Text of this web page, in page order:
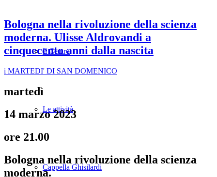
Il Centro
Le attività
Cappella Ghisilardi
Bologna nella rivoluzione della scienza
moderna. Ulisse Aldrovandi a
cinquecento anni dalla nascita
i MARTEDI' DI SAN DOMENICO
martedì
14 marzo 2023
ore 21.00
Bologna nella rivoluzione della scienza
moderna.